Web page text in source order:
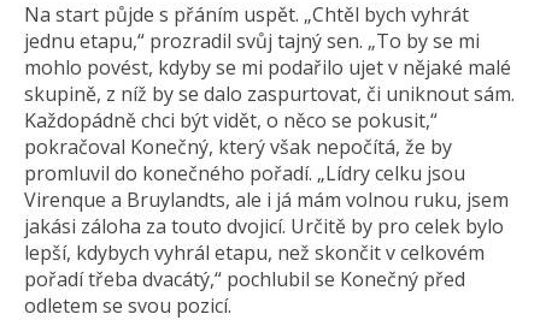
Na start půjde s přáním uspět. „Chtěl bych vyhrát
jednu etapu,“ prozradil svůj tajný sen. „To by se mi
mohlo povést, kdyby se mi podařilo ujet v nějaké malé
skupině, z níž by se dalo zaspurtovat, či uniknout sám.
Každopádně chci být vidět, o něco se pokusit,“
pokračoval Konečný, který však nepočítá, že by
promluvil do konečného pořadí. „Lídry celku jsou
Virenque a Bruylandts, ale i já mám volnou ruku, jsem
jakási záloha za touto dvojicí. Určitě by pro celek bylo
lepší, kdybych vyhrál etapu, než skončit v celkovém
pořadí třeba dvacátý,“ pochlubil se Konečný před
odletem se svou pozicí.